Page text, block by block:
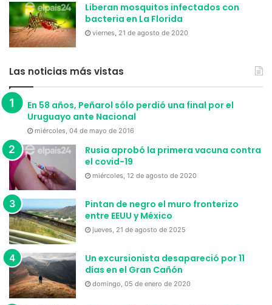
Liberan mosquitos infectados con
bacteria en La Florida
viernes, 21 de agosto de 2020
Las noticias más vistas
En 58 años, Peñarol sólo perdió una final por el
Uruguayo ante Nacional
miércoles, 04 de mayo de 2016
Rusia aprobó la primera vacuna contra
el covid-19
miércoles, 12 de agosto de 2020
Pintan de negro el muro fronterizo
entre EEUU y México
jueves, 21 de agosto de 2025
Un excursionista desapareció por 11
días en el Gran Cañón
domingo, 05 de enero de 2020